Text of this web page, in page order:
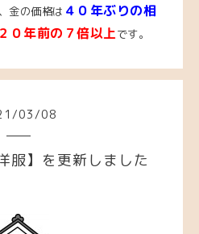
金の価格は ４０年ぶりの相
２０年前の７倍以上です。
/03 /08
服】を更新しました